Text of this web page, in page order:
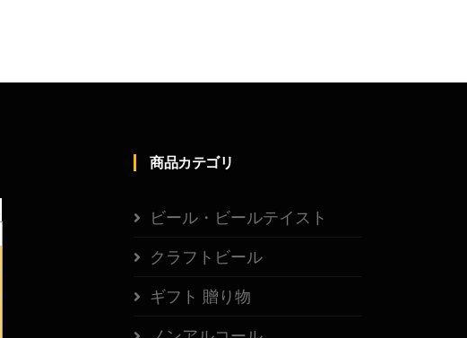
商品カテゴリ
ビール・ビールテイスト
クラフトビール
ギフト 贈り物